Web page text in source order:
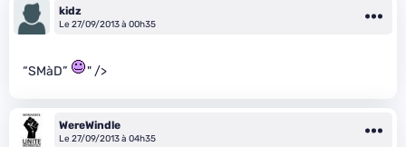
kidz
Le 27/09/2013 à 00h35
“SMàD” " />
WereWindle
Le 27/09/2013 à 04h35